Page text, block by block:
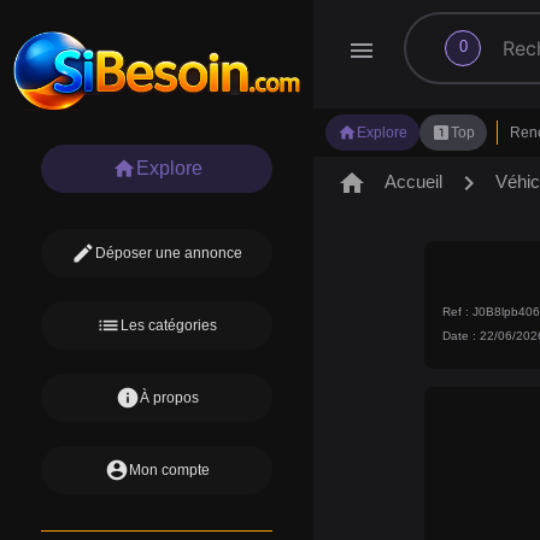
menu 0
search
home Explore looks_oneTop
home Explore
edit Déposer une annonce
list Les catégories
infoÀ propos
account_circle Mon compte
home Accueil chevron_right
Ref :
Date : 22/06/